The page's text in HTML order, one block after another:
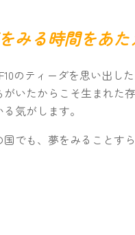
みる時間をあ
のティーダを思い出
いたからこそ生まれた
気がします。
でも、夢をみることす